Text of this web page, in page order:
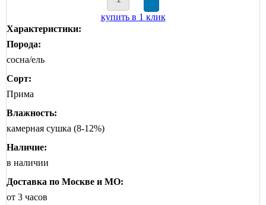
купить в 1 клик
Характеристики:
Порода:
сосна/ель
Сорт:
Прима
Влажность:
камерная сушка (8-12%)
Наличие:
в наличии
Доставка по Москве и МО:
от 3 часов